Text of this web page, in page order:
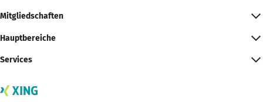
Mitgliedschaften
Hauptbereiche
Services